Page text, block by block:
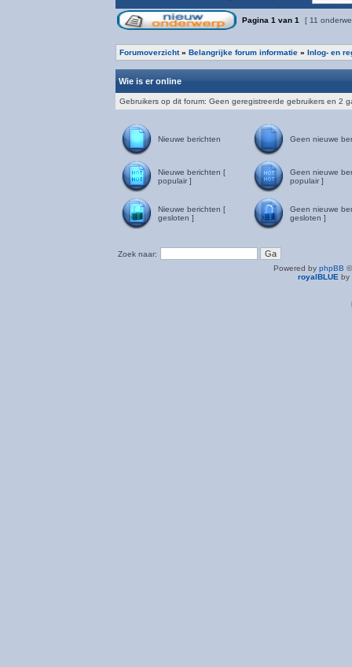
Pagina 1 van 1 [ 11
Forumoverzicht» Belangrijke forum informatie » Inlog- en
Wie is er online
Gebruikers op dit forum: Geen geregistreerde gebruikers en 2
Nieuwe berichten Geen nieuwe
Nieuwe berichten [
populair ]
Geen nieuwe
populair ]
Nieuwe berichten [
gesloten ]
Geen nieuwe
gesloten ]
Zoek naar:
Powered by phpBB
royalBLUE by